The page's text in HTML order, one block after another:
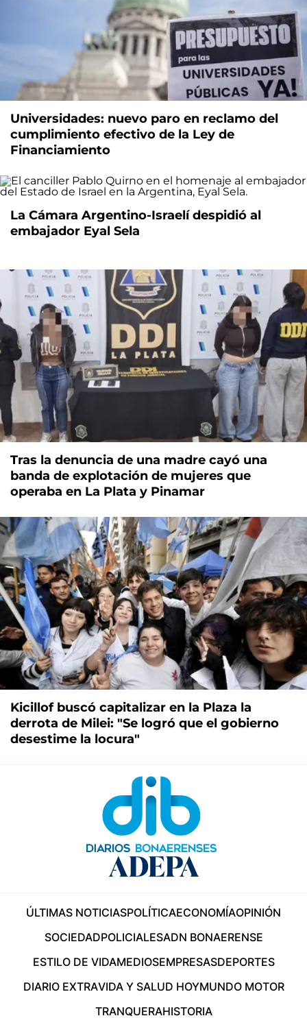
Universidades: nuevo paro en reclamo del
cumplimiento efectivo de la Ley de
Financiamiento
La Cámara Argentino-Israelí despidió al
embajador Eyal Sela
Tras la denuncia de una madre cayó una
banda de explotación de mujeres que
operaba en La Plata y Pinamar
Kicillof buscó capitalizar en la Plaza la
derrota de Milei: "Se logró que el gobierno
desestime la locura"
ÚLTIMAS NOTICIASPOLÍTICAECONOMÍAOPINIÓN
SOCIEDADPOLICIALESADN BONAERENSE
ESTILO DE VIDAMEDIOSEMPRESASDEPORTES
DIARIO EXTRAVIDA Y SALUD HOYMUNDO MOTOR
TRANQUERAHISTORIA